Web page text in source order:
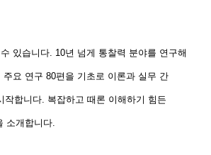
있습니다 . 10년 넘게 통찰력 분야를 연구해
주요 연구 80편을 기초로 이론과 실무 간
작합니다 복잡하고 때론 이해하기 힘든
소개합니다